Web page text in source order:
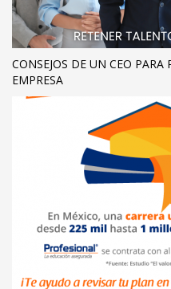
CONSEJOS DE UN CEO
EMPRESA